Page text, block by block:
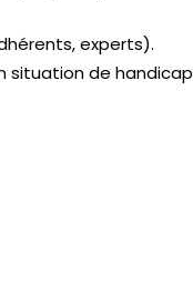
experts).
situation de handicap